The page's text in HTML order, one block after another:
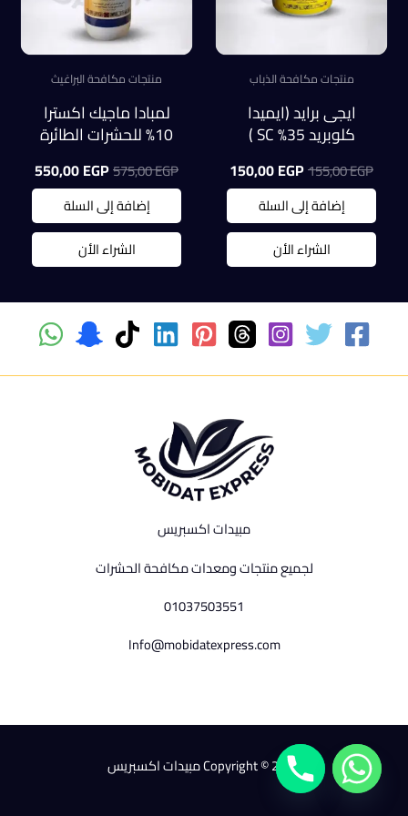
منتجات مكافحة الذباب
ايجى برايد (ايميدا
كلوبريد 35% SC )
(عبوة100ملل)
155,00EGP السعر
الأصلي
هو:
155,00 EGP.
150,00EGP
الحالي
150,00 EGP.
إضافة إلى السلة
الشراء الأن
منتجات مكافحة البراغيث
لمبادا ماجيك اكسترا
10% للحشرات الطائرة
575,00EGP السعر
الأصلي
هو:
575,00 EGP.
550,00EGP
EGP.
إضافة إلى السلة
الشراء الأن
مبيدات اكسبريس
لجميع منتجات ومعدات مكافحة الحشرات
01037503551
Info@mobidatexpress.com
Copyright © 2026 مبيدات اكسبريس